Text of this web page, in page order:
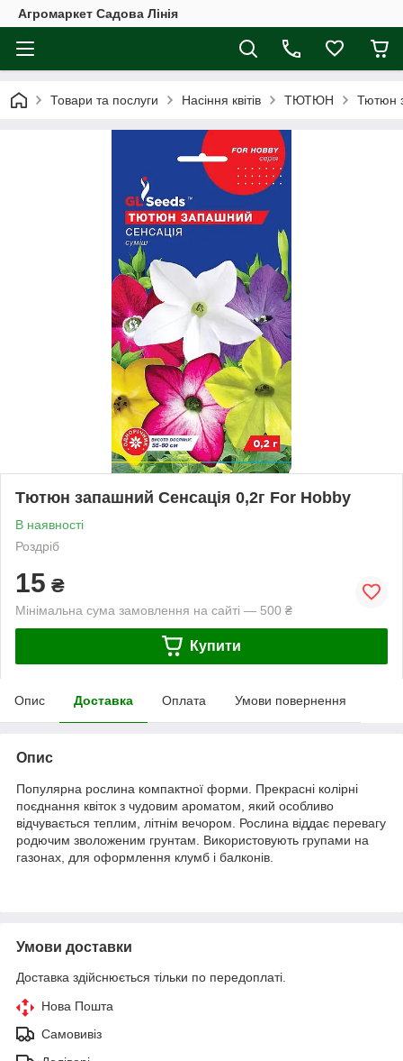
Агромаркет Садова Лінія
Товари та послуги Насіння квітів ТЮТЮН Тютюн
Тютюн запашний Сенсація 0,2г For Hobby
В наявності
Роздріб
15 ₴
Мінімальна сума замовлення на сайті — 500 ₴
Купити
Опис Доставка Оплата Умови повернення
Опис
Популярна рослина компактної форми. Прекрасні колірні
поєднання квіток з чудовим ароматом, який особливо
відчувається теплим, літнім вечором. Рослина віддає перевагу
родючим зволоженим грунтам. Використовують групами на
газонах, для оформлення клумб і балконів.
Умови доставки
Доставка здійснюється тільки по передоплаті.
Нова Пошта
Самовивіз